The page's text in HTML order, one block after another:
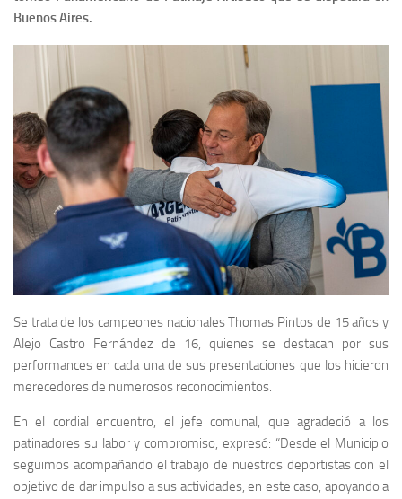
Buenos Aires.
Se trata de los campeones nacionales Thomas Pintos de 15 años y
Alejo Castro Fernández de 16, quienes se destacan por sus
performances en cada una de sus presentaciones que los hicieron
merecedores de numerosos reconocimientos.
En el cordial encuentro, el jefe comunal, que agradeció a los
patinadores su labor y compromiso, expresó: “Desde el Municipio
seguimos acompañando el trabajo de nuestros deportistas con el
objetivo de dar impulso a sus actividades, en este caso, apoyando a